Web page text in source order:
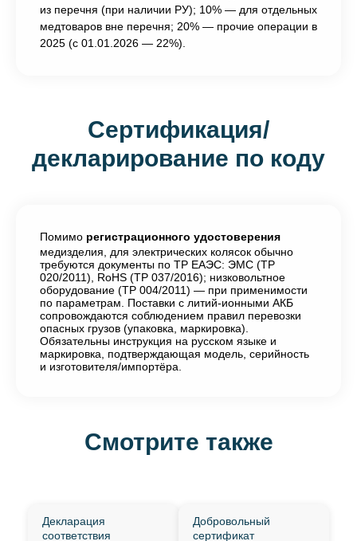
из перечня (при наличии РУ); 10% — для отдельных
медтоваров вне перечня; 20% — прочие операции в
2025 (с 01.01.2026 — 22%).
Сертификация/
декларирование по коду
Помимо регистрационного удостоверения
медизделия, для электрических колясок обычно
требуются документы по ТР ЕАЭС: ЭМС (ТР
020/2011), RoHS (ТР 037/2016); низковольтное
оборудование (ТР 004/2011) — при применимости
по параметрам. Поставки с литий-ионными АКБ
сопровождаются соблюдением правил перевозки
опасных грузов (упаковка, маркировка).
Обязательны инструкция на русском языке и
маркировка, подтверждающая модель, серийность
и изготовителя/импортёра.
Смотрите также
Декларация
соответствия
Добровольный
сертификат